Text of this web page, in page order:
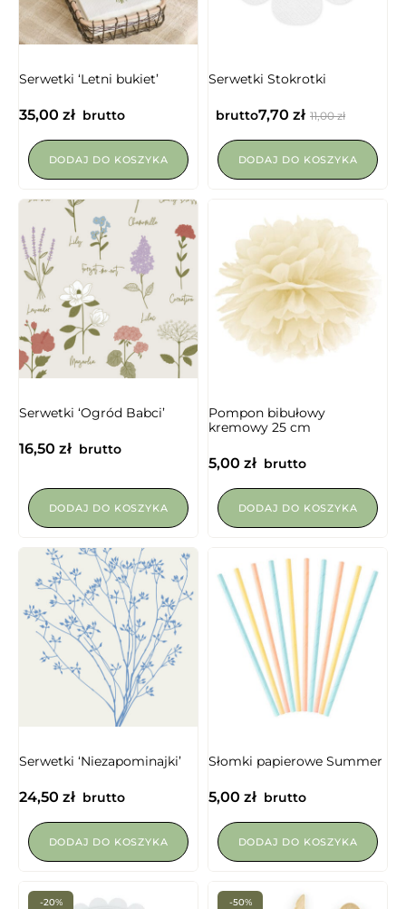
Serwetki ‘Letni bukiet’
35,00 zł brutto
DODAJ DO KOSZYKA
Serwetki Stokrotki
11,00zł
7,70 zł
brutto
DODAJ DO KOSZYKA
Serwetki ‘Ogród Babci’
16,50 zł brutto
DODAJ DO KOSZYKA
Pompon bibułowy
kremowy 25 cm
5,00 zł brutto
DODAJ DO KOSZYKA
Serwetki ‘Niezapominajki’
24,50 zł brutto
DODAJ DO KOSZYKA
Słomki papierowe Summer
5,00 zł brutto
DODAJ DO KOSZYKA
-20% -50%